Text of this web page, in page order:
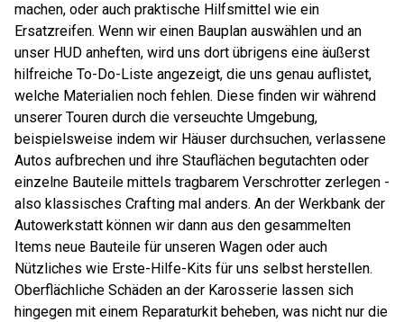
machen, oder auch praktische Hilfsmittel wie ein
Ersatzreifen. Wenn wir einen Bauplan auswählen und an
unser HUD anheften, wird uns dort übrigens eine äußerst
hilfreiche To-Do-Liste angezeigt, die uns genau auflistet,
welche Materialien noch fehlen. Diese finden wir während
unserer Touren durch die verseuchte Umgebung,
beispielsweise indem wir Häuser durchsuchen, verlassene
Autos aufbrechen und ihre Stauflächen begutachten oder
einzelne Bauteile mittels tragbarem Verschrotter zerlegen -
also klassisches Crafting mal anders. An der Werkbank der
Autowerkstatt können wir dann aus den gesammelten
Items neue Bauteile für unseren Wagen oder auch
Nützliches wie Erste-Hilfe-Kits für uns selbst herstellen.
Oberflächliche Schäden an der Karosserie lassen sich
hingegen mit einem Reparaturkit beheben, was nicht nur die